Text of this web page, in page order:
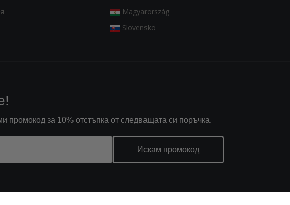
Magyarország
Slovensko
промокод за 10% отстъпка от следващата си поръчка.
Искам промокод